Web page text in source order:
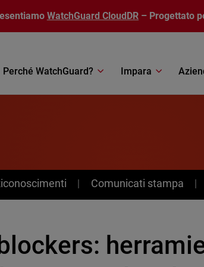
WatchGuard CloudDR – Progettato
Perché WatchGuard? Impara
Comunicati stampa